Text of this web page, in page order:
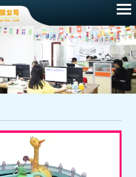
网站首页
新闻动态
招聘信息
关于我们
联系我们